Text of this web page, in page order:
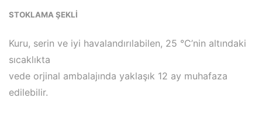
STOKLAMA ŞEKLİ
Kuru, serin ve iyi havalandırılabilen, 25 °C’nin altındaki
sıcaklıkta
vede orjinal ambalajında yaklaşık 12 ay muhafaza
edilebilir.